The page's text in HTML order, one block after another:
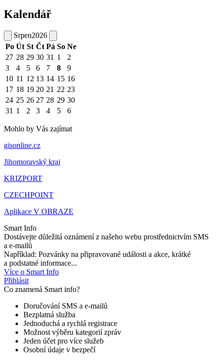
Kalendář
Srpen2026
Po Út St Čt Pá So Ne
27 28 29 30 31 1
2
3
4 5 6 7 8
9
10 11 12 13 14 15 16
17 18 19 20 21 22 23
24 25 26 27 28 29 30
31 1 2 3 4 5 6
Mohlo by Vás zajímat
gisonline.cz
Jihomoravský kraj
KRIZPORT
CZECHPOINT
Aplikace V OBRAZE
Smart Info
Dostávejte důležitá oznámení z našeho webu prostřednictvím SMS
a e-mailů
Například: Pozvánky na připravované události a akce, krátké
a podstatné informace...
Více o Smart Info
Přihlásit
Co znamená Smart info?
Doručování SMS a e-mailů
Bezplatná služba
Jednoduchá a rychlá registrace
Možnost výběru kategorií zpráv
Jeden účet pro více služeb
Osobní údaje v bezpečí